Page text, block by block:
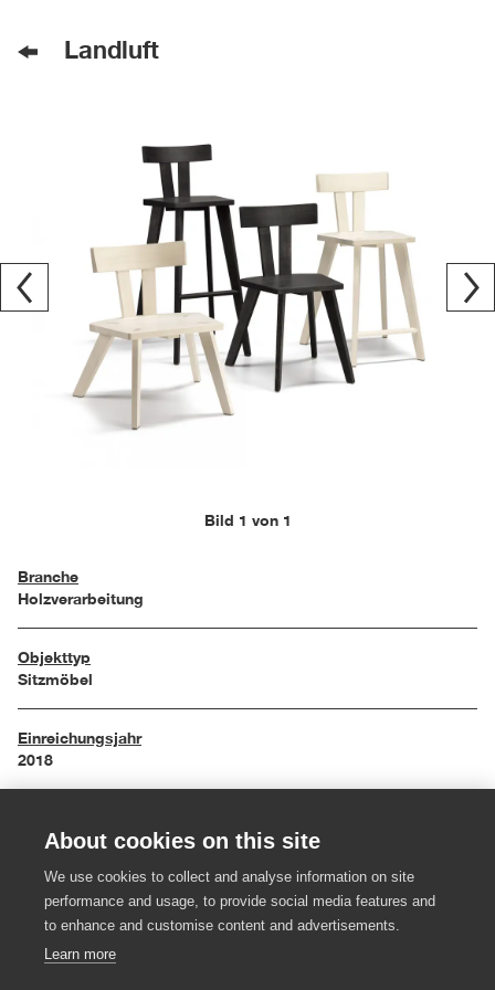
Landluft
Bild 1 von 1
Branche
Holzverarbeitung
Objekttyp
Sitzmöbel
Einreichungsjahr
2018
Hoch 40,5/40/103,5 cm, mittel 42,5/42/89,5 cm und 42,5/42/78
Material
About cookies on this site
We use cookies to collect and analyse information on site
performance and usage, to provide social media features and
to enhance and customise content and advertisements.
Learn more